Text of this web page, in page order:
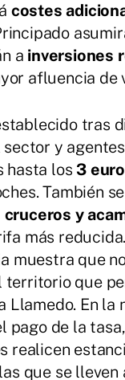
costes
a inversiones
afluencia de
tras
y
hasta los 3
También
y
más
muestra que
territorio que
Llamedo. En
pago de la
realicen
que se lleven